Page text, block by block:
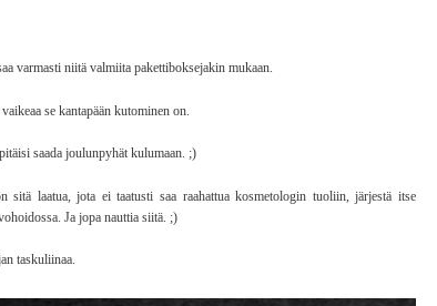
varmasti niitä valmiita pakettiboksejakin mukaan.
se kantapään kutominen on.
saada joulunpyhät kulumaan. ;)
laatua, jota ei taatusti saa raahattua kosmetologin tuoliin, järjestä itse
Ja jopa nauttia siitä. ;)
taskuliinaa.